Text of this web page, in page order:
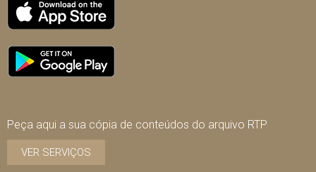
Peça aqui a sua cópia de conteúdos do arquivo RTP
VER SERVIÇOS